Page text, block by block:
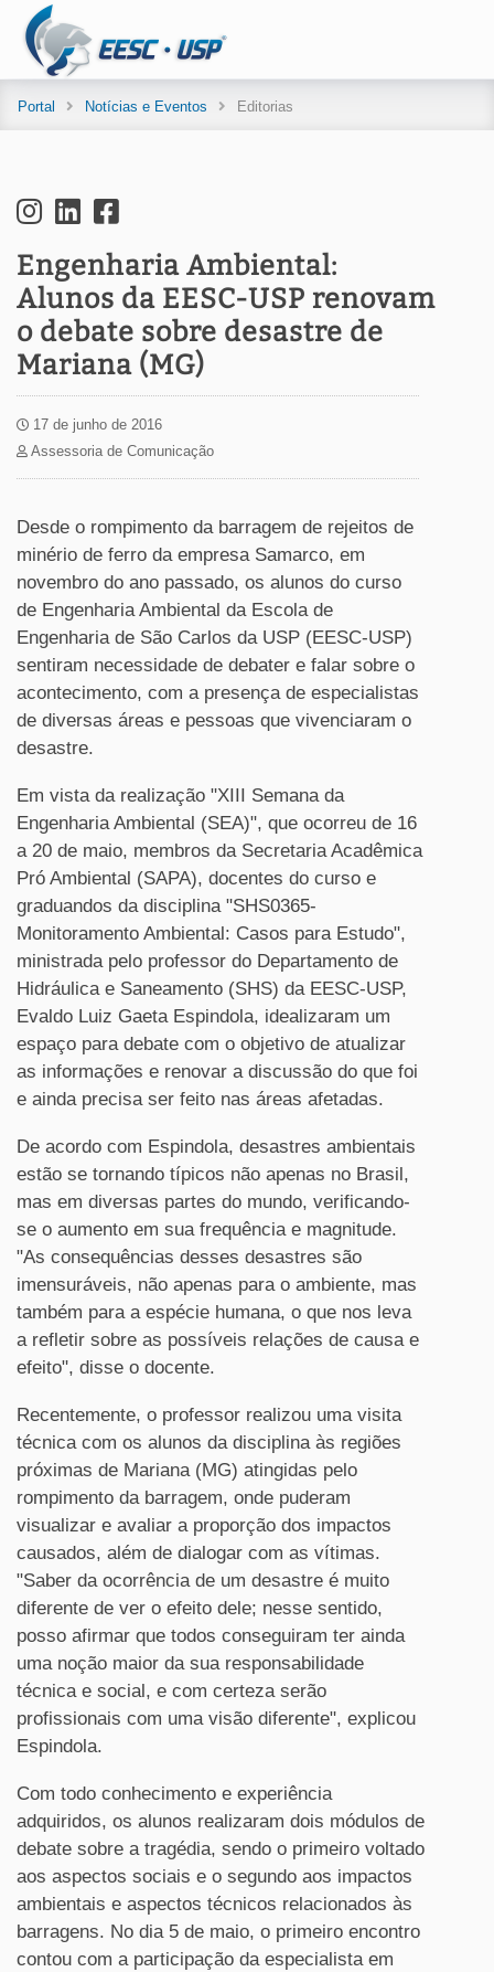
Portal Notícias e Eventos Editorias
Engenharia Ambiental:
Alunos da EESC-USP renovam
o debate sobre desastre de
Mariana (MG)
17 de junho de 2016
Assessoria de Comunicação
Desde o rompimento da barragem de rejeitos de
minério de ferro da empresa Samarco, em
novembro do ano passado, os alunos do curso
de Engenharia Ambiental da Escola de
Engenharia de São Carlos da USP (EESC-USP)
sentiram necessidade de debater e falar sobre o
acontecimento, com a presença de especialistas
de diversas áreas e pessoas que vivenciaram o
desastre.
Em vista da realização "XIII Semana da
Engenharia Ambiental (SEA)", que ocorreu de 16
a 20 de maio, membros da Secretaria Acadêmica
Pró Ambiental (SAPA), docentes do curso e
graduandos da disciplina "SHS0365-
Monitoramento Ambiental: Casos para Estudo",
ministrada pelo professor do Departamento de
Hidráulica e Saneamento (SHS) da EESC-USP,
Evaldo Luiz Gaeta Espindola, idealizaram um
espaço para debate com o objetivo de atualizar
as informações e renovar a discussão do que foi
e ainda precisa ser feito nas áreas afetadas.
De acordo com Espindola, desastres ambientais
estão se tornando típicos não apenas no Brasil,
mas em diversas partes do mundo, verificando-
se o aumento em sua frequência e magnitude.
"As consequências desses desastres são
imensuráveis, não apenas para o ambiente, mas
também para a espécie humana, o que nos leva
a refletir sobre as possíveis relações de causa e
efeito", disse o docente.
Recentemente, o professor realizou uma visita
técnica com os alunos da disciplina às regiões
próximas de Mariana (MG) atingidas pelo
rompimento da barragem, onde puderam
visualizar e avaliar a proporção dos impactos
causados, além de dialogar com as vítimas.
"Saber da ocorrência de um desastre é muito
diferente de ver o efeito dele; nesse sentido,
posso afirmar que todos conseguiram ter ainda
uma noção maior da sua responsabilidade
técnica e social, e com certeza serão
profissionais com uma visão diferente", explicou
Espindola.
Com todo conhecimento e experiência
adquiridos, os alunos realizaram dois módulos de
debate sobre a tragédia, sendo o primeiro voltado
aos aspectos sociais e o segundo aos impactos
ambientais e aspectos técnicos relacionados às
barragens. No dia 5 de maio, o primeiro encontro
contou com a participação da especialista em